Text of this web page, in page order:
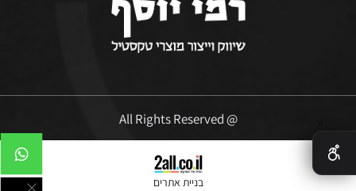
@ All Rights Reserved
בניית אתרים